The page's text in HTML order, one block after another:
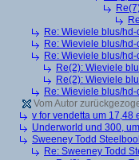
Re: Wieviele blus/
Re: Wieviele blus/
Re: Wieviele blus/
Re(2): Wieviele
Re(2): Wieviele
Re: Wieviele blus/
Vom Autor
v for vendetta um 17,48
Underworld und 300,
Sweeney Todd
Re: Sweeney Todd